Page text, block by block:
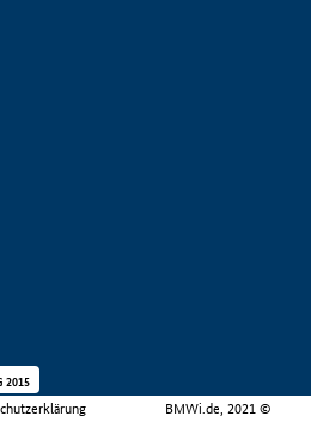
BMWi.de, 2021 ©
2015